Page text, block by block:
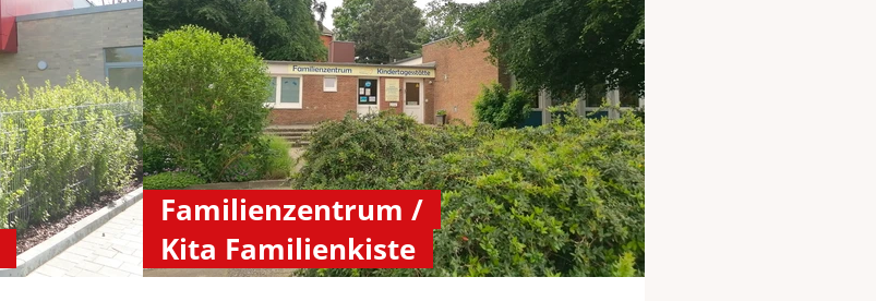
Familienzentrum /
Kita Familienkiste